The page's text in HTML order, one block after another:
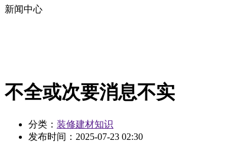
新闻中心
不全或次要消息不实
分类： 装修建材知识
发布时间： 2025-07-23 02:30